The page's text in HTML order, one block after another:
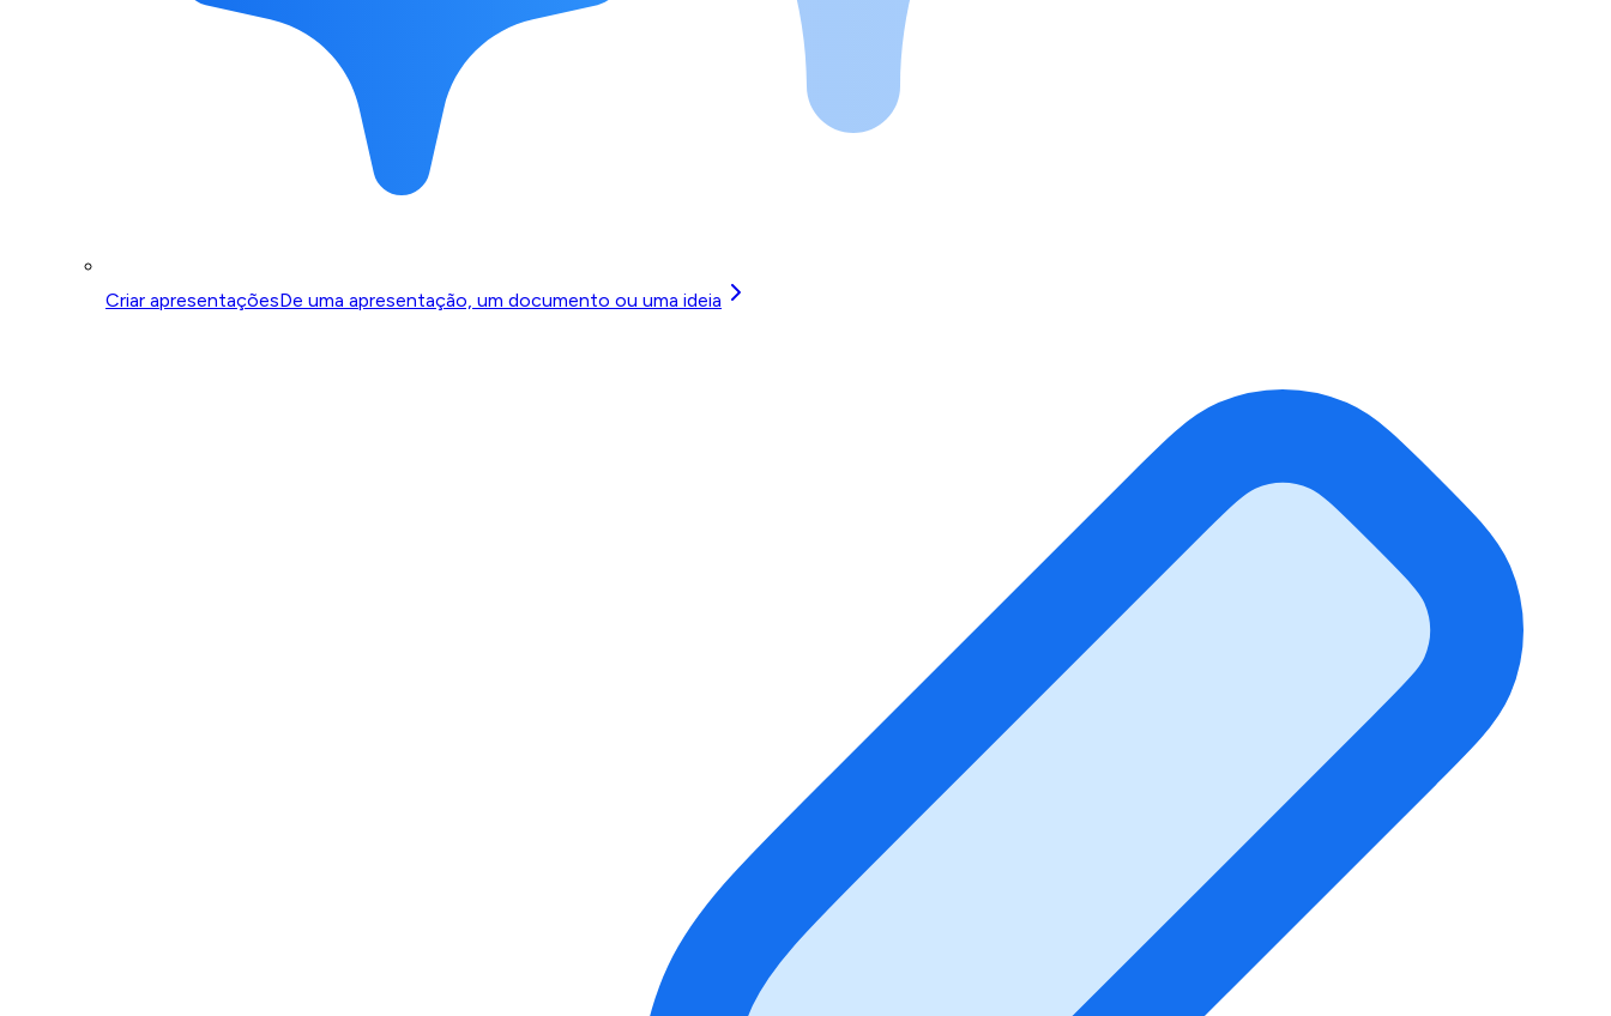
Criar apresentaçõesDe uma apresentação, um documento ou uma ideia